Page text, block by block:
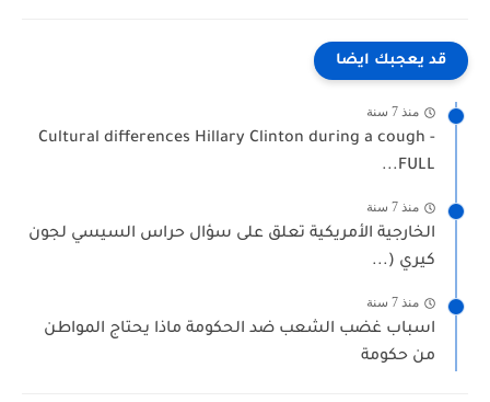
قد يعجبك ايضا
منذ 7 سنة
Cultural differences Hillary Clinton during a cough -
FULL...
منذ 7 سنة
الخارجية الأمريكية تعلق على سؤال حراس السيسي لجون
كيري (...
منذ 7 سنة
اسباب غضب الشعب ضد الحكومة ماذا يحتاج المواطن
من حكومة